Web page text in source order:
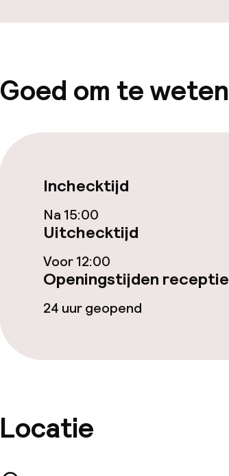
Overal rookvrij
Goed om te weten
Inchecktijd
Na 15:00
Uitchecktijd
Voor 12:00
Openingstijden receptie
24 uur geopend
Locatie